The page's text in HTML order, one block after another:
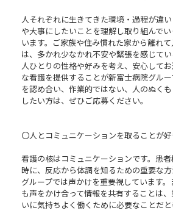
人それぞれに生きてきた環境・過程が違
や大事にしたいことを理解し取り組んで
います。ご家族や住み慣れた家から離れ
は、多かれ少なかれ不安や緊張を感じて
人ひとりの性格や好みを考え、安心して
な看護を提供することが新富士病院グル
を認め合い、作業的ではない、人のぬく
したい方は、ぜひご応募ください。
〇人とコミュニケーションを取ることが
看護の核はコミュニケーションです。患
時に、反応から体調を知るための重要な
グループでは声かけを重要視しています
も声をかけ合って情報を共有することは
いに気持ちよく働くために必要なことだと